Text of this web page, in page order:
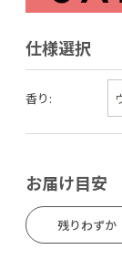
仕様選択
香り:
お届け目安
残りわずか